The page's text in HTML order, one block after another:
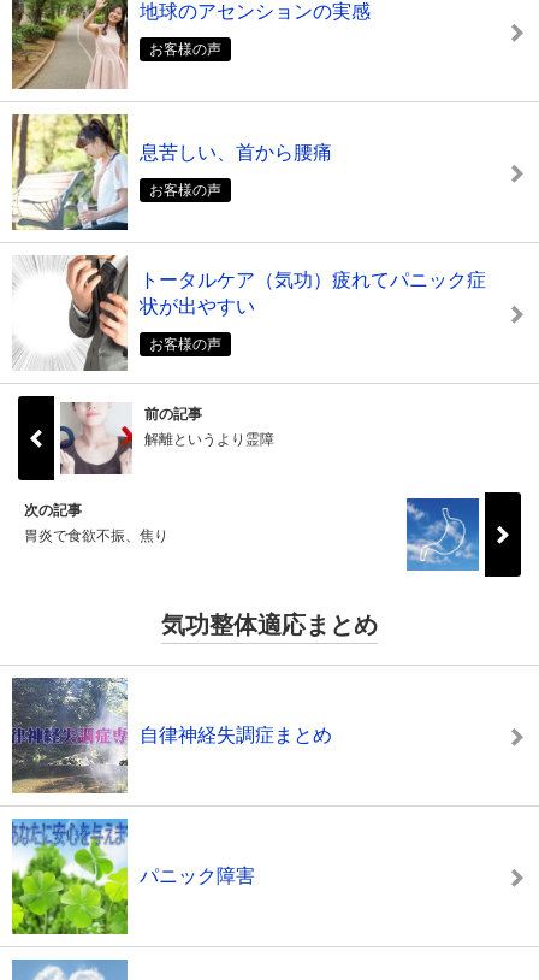
地球のアセンションの実感
お客様の声
息苦しい、首から腰痛
お客様の声
トータルケア（気功）疲れてパニック症
状が出やすい
お客様の声
前の記事
解離というより霊障
次の記事
胃炎で食欲不振、焦り
気功整体適応まとめ
自律神経失調症まとめ
パニック障害